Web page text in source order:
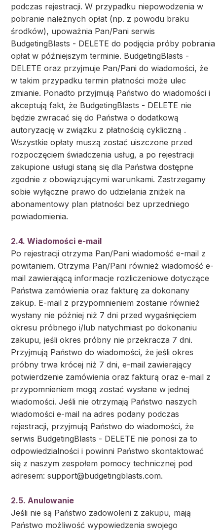
podczas rejestracji. W przypadku niepowodzenia w
pobranie należnych opłat (np. z powodu braku
środków), upoważnia Pan/Pani serwis
BudgetingBlasts - DELETE do podjęcia próby pobrania
opłat w późniejszym terminie. BudgetingBlasts -
DELETE oraz przyjmuje Pan/Pani do wiadomości, że
w takim przypadku termin płatności może ulec
zmianie. Ponadto przyjmują Państwo do wiadomości i
akceptują fakt, że BudgetingBlasts - DELETE nie
będzie zwracać się do Państwa o dodatkową
autoryzację w związku z płatnością cykliczną .
Wszystkie opłaty muszą zostać uiszczone przed
rozpoczęciem świadczenia usług, a po rejestracji
zakupione usługi staną się dla Państwa dostępne
zgodnie z obowiązującymi warunkami. Zastrzegamy
sobie wyłączne prawo do udzielania zniżek na
abonamentowy plan płatności bez uprzedniego
powiadomienia.
2.4. Wiadomości e-mail
Po rejestracji otrzyma Pan/Pani wiadomość e-mail z
powitaniem. Otrzyma Pan/Pani również wiadomość e-
mail zawierającą informacje rozliczeniowe dotyczące
Państwa zamówienia oraz fakturę za dokonany
zakup. E-mail z przypomnieniem zostanie również
wysłany nie później niż 7 dni przed wygaśnięciem
okresu próbnego i/lub natychmiast po dokonaniu
zakupu, jeśli okres próbny nie przekracza 7 dni.
Przyjmują Państwo do wiadomości, że jeśli okres
próbny trwa krócej niż 7 dni, e-mail zawierający
potwierdzenie zamówienia oraz fakturą oraz e-mail z
przypomnieniem mogą zostać wysłane w jednej
wiadomości. Jeśli nie otrzymają Państwo naszych
wiadomości e-mail na adres podany podczas
rejestracji, przyjmują Państwo do wiadomości, że
serwis BudgetingBlasts - DELETE nie ponosi za to
odpowiedzialności i powinni Państwo skontaktować
się z naszym zespołem pomocy technicznej pod
adresem: support@budgetingblasts.com.
2.5. Anulowanie
Jeśli nie są Państwo zadowoleni z zakupu, mają
Państwo możliwość wypowiedzenia swojego